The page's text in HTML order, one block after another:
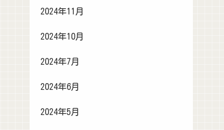
2024年11月
2024年10月
2024年7月
2024年6月
2024年5月